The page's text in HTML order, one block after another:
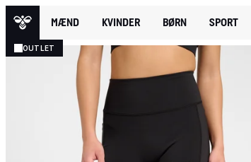
MÆND KVINDER BØRN SPORT
OUTLET